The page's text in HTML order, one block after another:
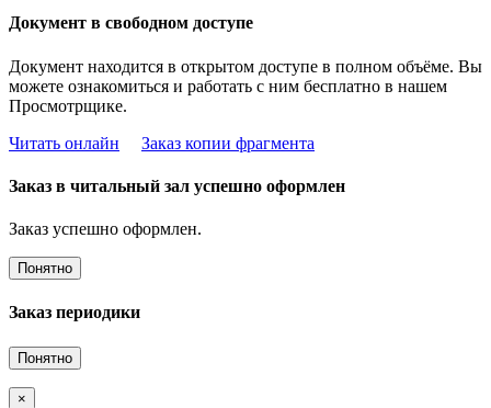
Документ в свободном доступе
Документ находится в открытом доступе в полном объёме. Вы
можете ознакомиться и работать с ним бесплатно в нашем
Просмотрщике.
Читать онлайн
Заказ копии фрагмента
Заказ в читальный зал успешно оформлен
Заказ успешно оформлен.
Понятно
Заказ периодики
Понятно
×